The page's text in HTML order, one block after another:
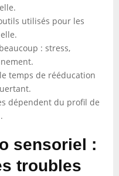
utilisés pour les
: stress,
temps de rééducation
dépendent du profil de
sensoriel :
troubles